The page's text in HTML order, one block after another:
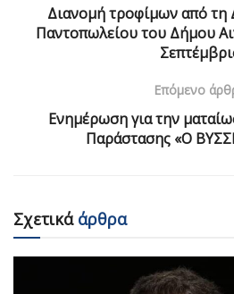
Διανομή τροφίμων από τη
Παντοπωλείου του Δήμου
Επόμενο
Ενημέρωση για την
Παράστασης «Ο
Σχετικάάρθρα